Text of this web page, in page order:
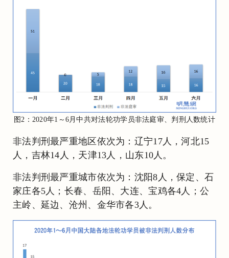
图2：2020年1～6月中共对法轮功学员非法庭审、判刑人数统计
非法判刑最严重地区依次为：辽宁17人，河北15
人，吉林14人，天津13人，山东10人。
非法判刑最严重城市依次为：沈阳8人，保定、石
家庄各5人；长春、岳阳、大连、宝鸡各4人；公
主岭、延边、沧州、金华市各3人。